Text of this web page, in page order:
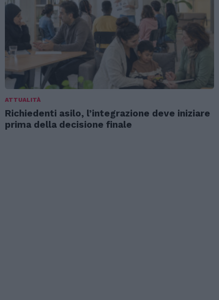
ATTUALITÀ
Richiedenti asilo, l’integrazione deve iniziare
prima della decisione finale